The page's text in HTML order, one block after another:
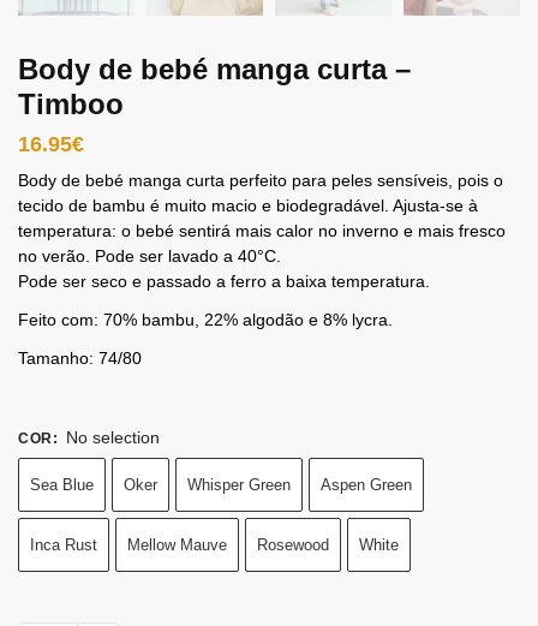
Body de bebé manga curta –
Timboo
16.95€
Body de bebé manga curta perfeito para peles sensíveis, pois o
tecido de bambu é muito macio e biodegradável. Ajusta-se à
temperatura: o bebé sentirá mais calor no inverno e mais fresco
no verão. Pode ser lavado a 40°C.
Pode ser seco e passado a ferro a baixa temperatura.
Feito com: 70% bambu, 22% algodão e 8% lycra.
Tamanho: 74/80
COR: No selection
Sea Blue Oker Whisper Green Aspen Green
Inca Rust Mellow Mauve Rosewood White